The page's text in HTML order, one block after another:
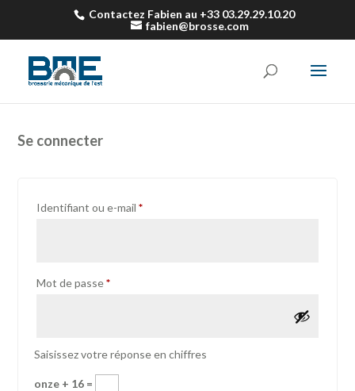
Contactez Fabien au +33 03.29.29.10.20
fabien@brosse.com
Se connecter
Identifiant ou e-mail*Obligatoire
Mot de passe*Obligatoire
Saisissez votre réponse en chiffres
onze + 16 =